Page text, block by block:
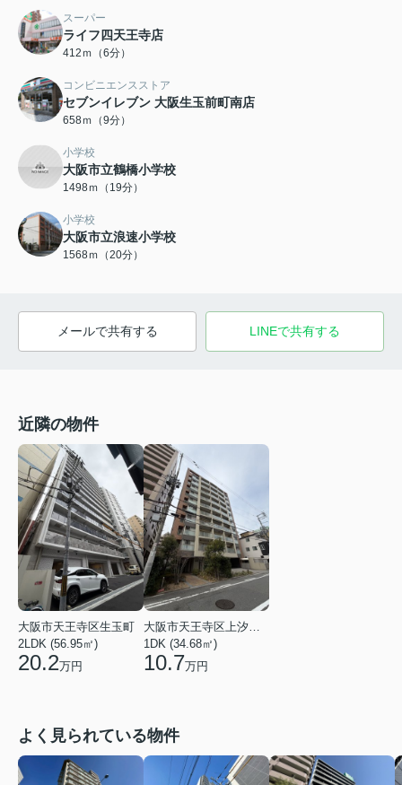
スーパー
ライフ四天王寺店
412ｍ（6分）
コンビニエンスストア
セブンイレブン 大阪生玉前町南店
658ｍ（9分）
小学校
大阪市立鶴橋小学校
1498ｍ（19分）
小学校
大阪市立浪速小学校
1568ｍ（20分）
メールで共有する LINEで共有する
近隣の物件
大阪市天王寺区生玉町
2LDK (56.95㎡)
20.2万円
大阪市天王寺区上汐５丁目
1DK (34.68㎡)
10.7万円
よく見られている物件